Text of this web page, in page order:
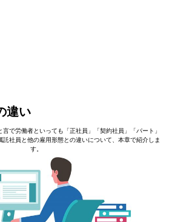
違い
で労働者といっても「正社員」「契約社員」「パート」
託社員と他の雇用形態との違いについて、本章で紹介しま
す。